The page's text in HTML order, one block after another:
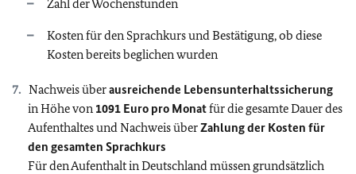
Zahl der Wochenstunden
Kosten für den Sprachkurs und Bestätigung, ob diese
Kosten bereits beglichen wurden
Nachweis überausreichende Lebensunterhaltssicherung
in Höhe von 1091 Euro pro Monatfür die gesamte Dauer des
Aufenthaltes und Nachweis überZahlung der Kosten für
den gesamten Sprachkurs
Für den Aufenthalt in Deutschland müssen grundsätzlich